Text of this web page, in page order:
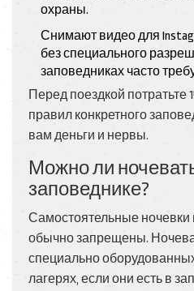
охраны.
Снимают видео для
без специального
заповедниках часто
Перед поездкой потратьте
правил конкретного
вам деньги и нервы.
Можно ли
заповеднике?
Самостоятельные
обычно запрещены.
специально
лагерях, если они есть в